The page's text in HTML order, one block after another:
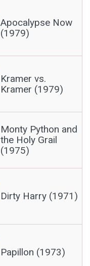
Apocalypse Now
(1979)
Kramer vs.
Kramer (1979)
Monty Python and
the Holy Grail
(1975)
Dirty Harry (1971)
Papillon (1973)